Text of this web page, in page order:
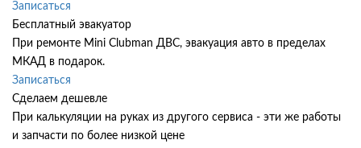
Записаться
Бесплатный эвакуатор
При ремонте Mini Clubman ДВС, эвакуация авто в пределах
МКАД в подарок.
Записаться
Сделаем дешевле
При калькуляции на руках из другого сервиса - эти же работы
и запчасти по более низкой цене